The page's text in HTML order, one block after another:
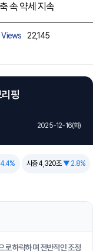
속 약세 지속
Views
22,145
핑
2025-12-16(화)
시총 4,320조▼ 2.8%
로 하락하며 전반적인 조정